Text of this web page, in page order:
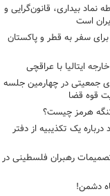
نماد بیداری، قانون‌گرایی و
است
برای سفر به قطر و پاکستان
ایتالیا با عراقچی
جمعیتی در چهارمین جلسه
قوه قضا
هرمز چیست؟
درباره یک تکذیبیه از دفتر
رهبران فلسطینی در
دشمن!